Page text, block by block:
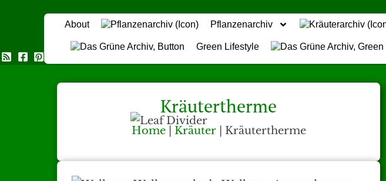
About Pflanzenarchiv
Green Lifestyle
Das Grüne Archiv
Kräutertherme
Home| Kräuter| Kräutertherme